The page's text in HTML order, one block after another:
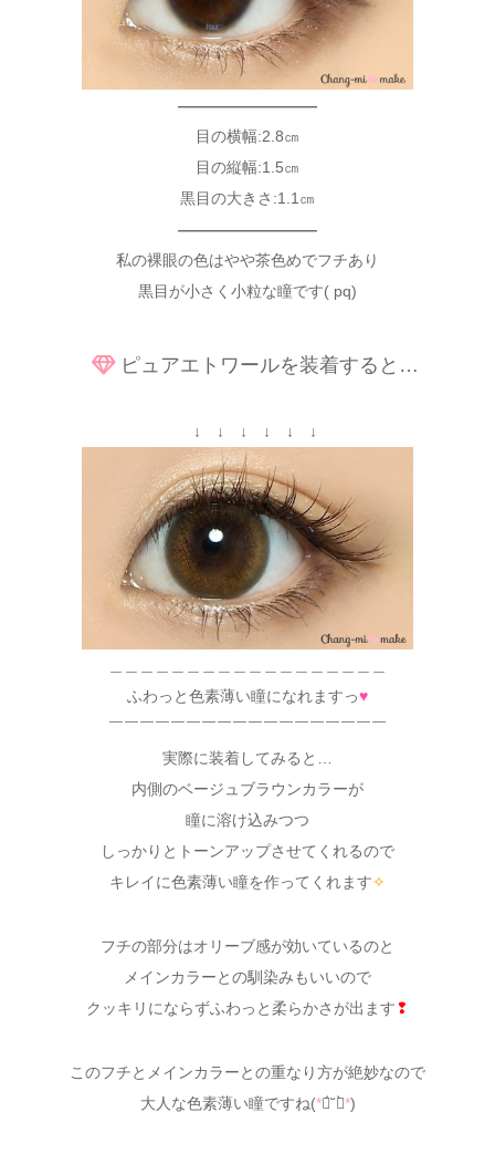
—————————
目の横幅:2.8㎝
目の縦幅:1.5㎝
黒目の大きさ:1.1㎝
—————————
私の裸眼の色はやや茶色めでフチあり
黒目が小さく小粒な瞳です( pq)
ピュアエトワールを装着すると…
↓ ↓ ↓ ↓ ↓ ↓
ふわっと色素薄い瞳になれますっ♥
￣￣￣￣￣￣￣￣￣￣￣￣￣￣￣￣￣￣
実際に装着してみると…
内側のベージュブラウンカラーが
瞳に溶け込みつつ
しっかりとトーンアップさせてくれるので
キレイに色素薄い瞳を作ってくれます✧
フチの部分はオリーブ感が効いているのと
メインカラーとの馴染みもいいので
クッキリにならずふわっと柔らかさが出ます❢
このフチとメインカラーとの重なり方が絶妙なので
大人な色素薄い瞳ですね(*ฅ́˘ฅ̀*)